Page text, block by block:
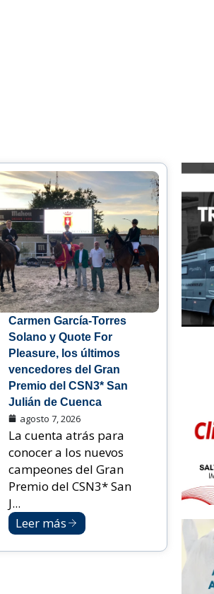
Carmen García-Torres
Solano y Quote For
Pleasure, los últimos
vencedores del Gran
Premio del CSN3* San
Julián de Cuenca
agosto 7, 2026
La cuenta atrás para
conocer a los nuevos
campeones del Gran
Premio del CSN3* San
J...
Leer más